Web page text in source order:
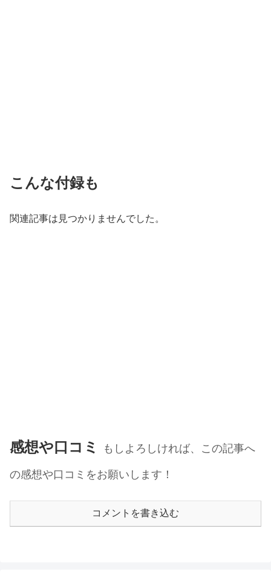
こんな付録も
関連記事は見つかりませんでした。
感想や口コミ
もしよろしければ、この記事へ
の感想や口コミをお願いします！
コメントを書き込む